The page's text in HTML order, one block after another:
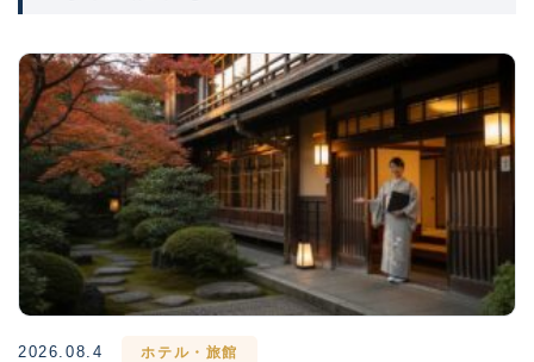
2026.08.4 ホテル・旅館